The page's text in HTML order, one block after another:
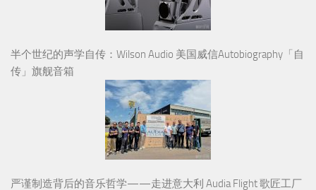
半个世纪的声学自传：Wilson Audio 美国威信Autobiography「自
传」旗舰音箱
严谨制造背后的音乐哲学——走进意大利 Audia Flight 歌匠工厂